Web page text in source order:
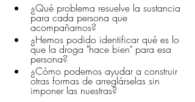
¿Qué problema resuelve la sustancia
para cada persona que
acompañamos?
¿Hemos podido identificar qué es lo
que la droga "hace bien" para esa
persona?
¿Cómo podemos ayudar a construir
otras formas de arreglárselas sin
imponer las nuestras?